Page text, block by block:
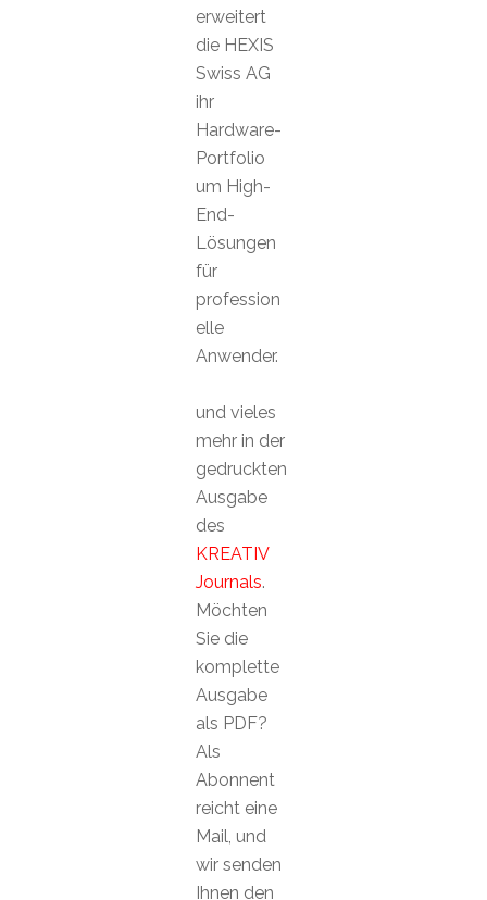
erweitert
die HEXIS
Swiss AG
ihr
Hardware-
Portfolio
um High-
End-
Lösungen
für
profession
elle
Anwender.
und vieles
mehr in der
gedruckten
Ausgabe
des
KREATIV
Journals.
Möchten
Sie die
komplette
Ausgabe
als PDF?
Als
Abonnent
reicht eine
Mail, und
wir senden
Ihnen den